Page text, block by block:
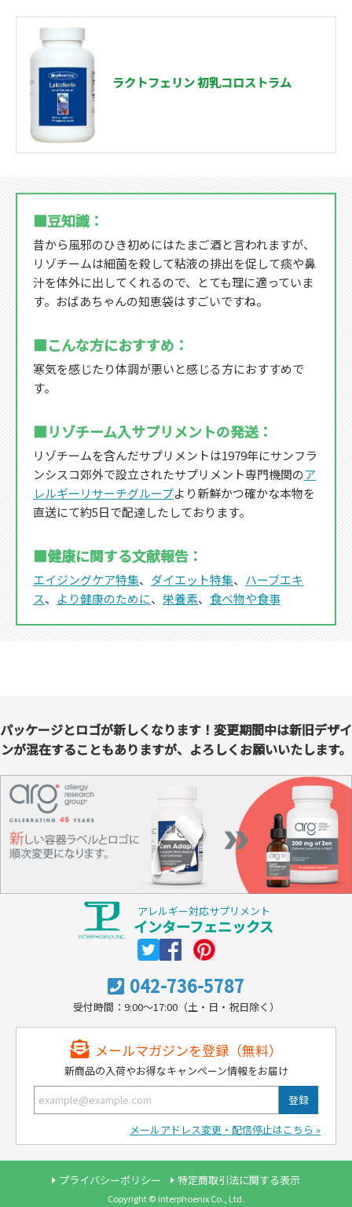
ラクトフェリン 初乳コロストラム
■豆知識：
昔から風邪のひき初めにはたまご酒と言われますが、
リゾチームは細菌を殺して粘液の排出を促して痰や鼻
汁を体外に出してくれるので、とても理に適っていま
す。おばあちゃんの知恵袋はすごいですね。
■こんな方におすすめ：
寒気を感じたり体調が悪いと感じる方におすすめで
す。
■リゾチーム入サプリメントの発送：
リゾチームを含んだサプリメントは1979年にサンフラ
ンシスコ郊外で設立されたサプリメント専門機関のア
レルギーリサーチグループより新鮮かつ確かな本物を
直送にて約5日で配達したしております。
■健康に関する文献報告：
エイジングケア特集、 ダイエット特集、 ハーブエキ
ス、 より健康のために、 栄養素、 食べ物や食事
パッケージとロゴが新しくなります！変更期間中は新旧デザイ
ンが混在することもありますが、よろしくお願いいたします。
アレルギー対応サプリメント
インターフェニックス
042-736-5787
受付時間：9:00～17:00（土・日・祝日除く）
メールマガジンを登録（無料）
新商品の入荷やお得なキャンペーン情報をお届け
メールアドレス変更・配信停止はこちら »
プライバシーポリシー 特定商取引法に関する表示
Copyright © interphoenix Co., Ltd.